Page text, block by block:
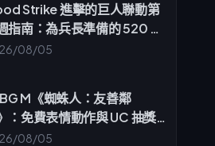
Strike 進擊的巨人聯動第
指南：為兵長準備的 520 枚
黃金
08/05
M《蜘蛛人：友善鄰
：免費表情動作與 UC 抽獎
08/05